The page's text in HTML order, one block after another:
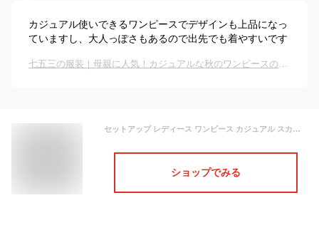
カジュアル使いできるワンピースでデザインも上品になっ
ていますし、大人っぽさもあるので出先でも着やすいです
七五三の服装｜母親に人気！カジュアルな秋のワンピースのおすすめは？
セットアップ レディース ワンピース カジュアル スカート 秋 トップス きれいめ コットン ストライプ 40代 春 上品 長袖 30代 秋服 旅行
ショップでみる